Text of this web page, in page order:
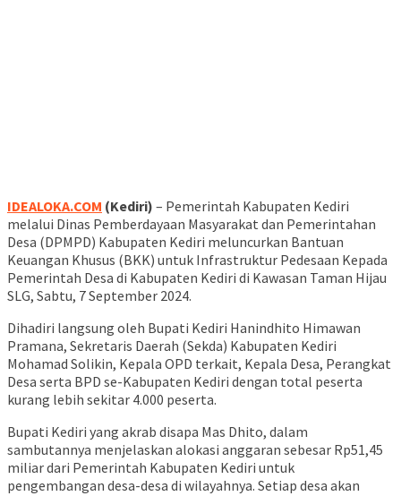
IDEALOKA.COM (Kediri) – Pemerintah Kabupaten Kediri
melalui Dinas Pemberdayaan Masyarakat dan Pemerintahan
Desa (DPMPD) Kabupaten Kediri meluncurkan Bantuan
Keuangan Khusus (BKK) untuk Infrastruktur Pedesaan Kepada
Pemerintah Desa di Kabupaten Kediri di Kawasan Taman Hijau
SLG, Sabtu, 7 September 2024.
Dihadiri langsung oleh Bupati Kediri Hanindhito Himawan
Pramana, Sekretaris Daerah (Sekda) Kabupaten Kediri
Mohamad Solikin, Kepala OPD terkait, Kepala Desa, Perangkat
Desa serta BPD se-Kabupaten Kediri dengan total peserta
kurang lebih sekitar 4.000 peserta.
Bupati Kediri yang akrab disapa Mas Dhito, dalam
sambutannya menjelaskan alokasi anggaran sebesar Rp51,45
miliar dari Pemerintah Kabupaten Kediri untuk
pengembangan desa-desa di wilayahnya. Setiap desa akan